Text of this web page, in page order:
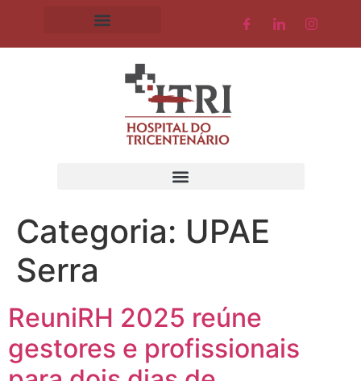
Categoria: UPAE
Serra
ReuniRH 2025 reúne
gestores e profissionais